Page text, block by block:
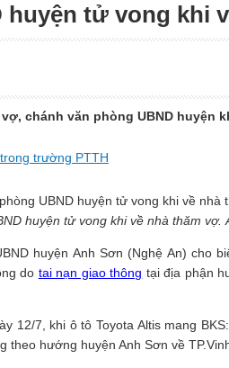
huyện tử vong khi
chánh văn phòng UBND huyện
trường PTTH
huyện tử vong khi về nhà thăm vợ.
huyện Anh Sơn (Nghệ An) cho
do tai nạn giao thông tại địa phận
12/7, khi ô tô Toyota Altis mang
theo hướng huyện Anh Sơn về